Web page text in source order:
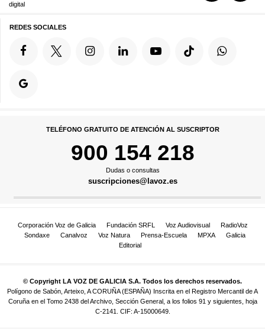
digital
REDES SOCIALES
TELÉFONO GRATUITO DE ATENCIÓN AL SUSCRIPTOR
900 154 218
Dudas o consultas
suscripciones@lavoz.es
Corporación Voz de Galicia Fundación SRFL Voz Audiovisual
RadioVoz
Sondaxe
Canalvoz Voz Natura Prensa-Escuela MPXA
Galicia
Editorial
© Copyright LA VOZ DE GALICIA S.A. Todos los derechos reservados.
Polígono de Sabón, Arteixo, A CORUÑA (ESPAÑA) Inscrita en el Registro Mercantil de A
Coruña en el Tomo 2438 del Archivo, Sección General, a los folios 91 y siguientes, hoja
C-2141. CIF: A-15000649.